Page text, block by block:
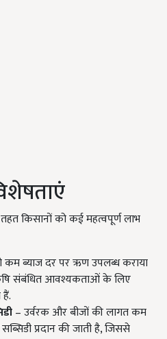
किसानों को कई महत्वपूर्ण लाभ
कम ब्याज दर पर ऋण उपलब्ध कराया
संबंधित आवश्यकताओं के लिए
– उर्वरक और बीजों की लागत कम
प्रदान की जाती है, जिससे